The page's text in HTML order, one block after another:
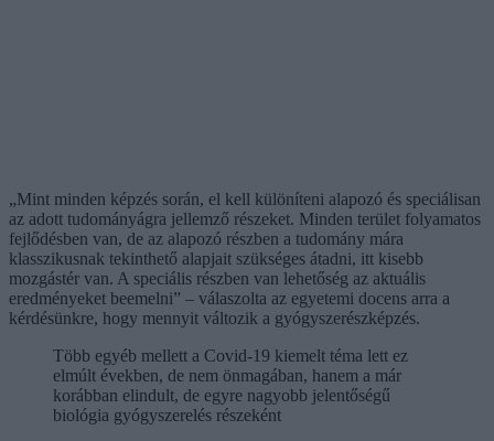
„Mint minden képzés során, el kell különíteni alapozó és speciálisan
az adott tudományágra jellemző részeket. Minden terület folyamatos
fejlődésben van, de az alapozó részben a tudomány mára
klasszikusnak tekinthető alapjait szükséges átadni, itt kisebb
mozgástér van. A speciális részben van lehetőség az aktuális
eredményeket beemelni” – válaszolta az egyetemi docens arra a
kérdésünkre, hogy mennyit változik a gyógyszerészképzés.
Több egyéb mellett a Covid-19 kiemelt téma lett ez
elmúlt években, de nem önmagában, hanem a már
korábban elindult, de egyre nagyobb jelentőségű
biológia gyógyszerelés részeként